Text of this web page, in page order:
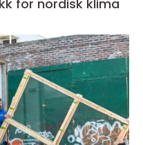
for nordisk klima